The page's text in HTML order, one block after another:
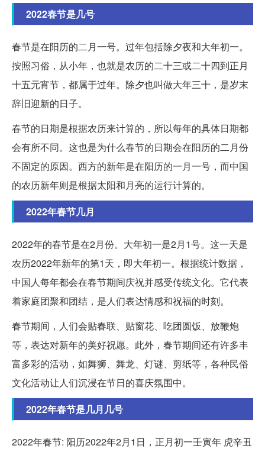
2022春节是几号
春节是在阳历的二月一号。过年包括除夕夜和大年初一。
按照习俗，从小年，也就是农历的二十三或二十四到正月
十五元宵节，都属于过年。除夕也叫做大年三十，是岁末
辞旧迎新的日子。
春节的日期是根据农历来计算的，所以每年的具体日期都
会有所不同。这也是为什么春节的日期会在阳历的二月份
不固定的原因。西方的新年是在阳历的一月一号，而中国
的农历新年则是根据太阳和月亮的运行计算的。
2022年春节几月
2022年的春节是在2月份。大年初一是2月1号。这一天是
农历2022年新年的第1天，即大年初一。根据统计数据，
中国人每年都会在春节期间庆祝并感受传统文化。它代表
着家庭团聚和团结，是人们表达情感和祝福的时刻。
春节期间，人们会贴春联、贴窗花、吃团圆饭、放鞭炮
等，表达对新年的美好祝愿。此外，春节期间还有许多丰
富多彩的活动，如舞狮、舞龙、灯谜、剪纸等，各种民俗
文化活动让人们沉浸在节日的喜庆氛围中。
2022年春节是几月几号
2022年春节: 阳历2022年2月1日，正月初一壬寅年 虎辛丑